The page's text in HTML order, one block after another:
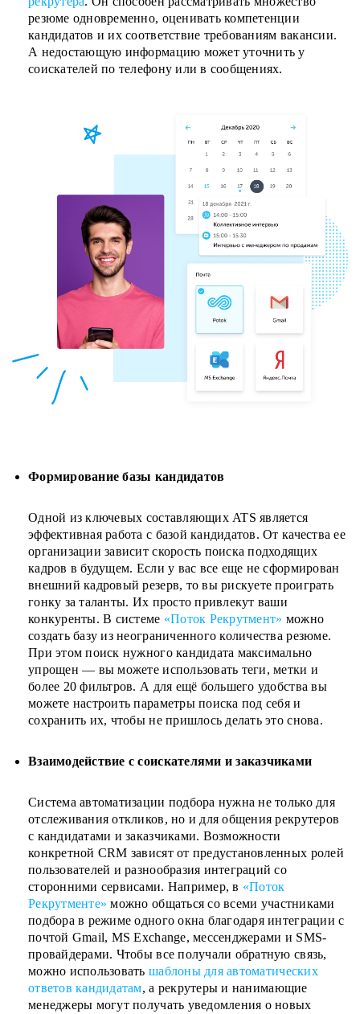
резюме одновременно, оценивать компетенции
кандидатов и их соответствие требованиям вакансии.
А недостающую информацию может уточнить у
соискателей по телефону или в сообщениях.
Формирование базы кандидатов
Одной из ключевых составляющих ATS является
эффективная работа с базой кандидатов. От качества ее
организации зависит скорость поиска подходящих
кадров в будущем. Если у вас все еще не сформирован
внешний кадровый резерв, то вы рискуете проиграть
гонку за таланты. Их просто привлекут ваши
конкуренты. В системе «Поток Рекрутмент» можно
создать базу из неограниченного количества резюме.
При этом поиск нужного кандидата максимально
упрощен — вы можете использовать теги, метки и
более 20 фильтров. А для ещё большего удобства вы
можете настроить параметры поиска под себя и
сохранить их, чтобы не пришлось делать это снова.
Взаимодействие с соискателями и заказчиками
Система автоматизации подбора нужна не только для
отслеживания откликов, но и для общения рекрутеров
с кандидатами и заказчиками. Возможности
конкретной CRM зависят от предустановленных ролей
пользователей и разнообразия интеграций со
сторонними сервисами. Например, в «Поток
Рекрутменте» можно общаться со всеми участниками
подбора в режиме одного окна благодаря интеграции с
почтой Gmail, MS Exchange, мессенджерами и SMS-
провайдерами. Чтобы все получали обратную связь,
можно использовать шаблоны для автоматических
ответов кандидатам, а рекрутеры и нанимающие
менеджеры могут получать уведомления о новых